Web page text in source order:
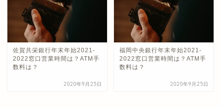
佐賀共栄銀行年末年始2021-
2022窓口営業時間は？ATM手
数料は？
2020年9月25日
福岡中央銀行年末年始2021-
2022窓口営業時間は？ATM手
数料は？
2020年9月25日